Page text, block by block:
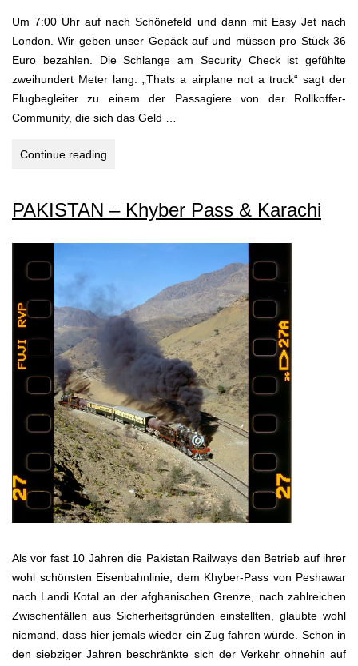
Um 7:00 Uhr auf nach Schönefeld und dann mit Easy Jet nach
London. Wir geben unser Gepäck auf und müssen pro Stück 36
Euro bezahlen. Die Schlange am Security Check ist gefühlte
zweihundert Meter lang. „Thats a airplane not a truck“ sagt der
Flugbegleiter zu einem der Passagiere von der Rollkoffer-
Community, die sich das Geld …
Continue reading
PAKISTAN – Khyber Pass & Karachi
Als vor fast 10 Jahren die Pakistan Railways den Betrieb auf ihrer
wohl schönsten Eisenbahnlinie, dem Khyber-Pass von Peshawar
nach Landi Kotal an der afghanischen Grenze, nach zahlreichen
Zwischenfällen aus Sicherheitsgründen einstellten, glaubte wohl
niemand, dass hier jemals wieder ein Zug fahren würde. Schon in
den siebziger Jahren beschränkte sich der Verkehr ohnehin auf